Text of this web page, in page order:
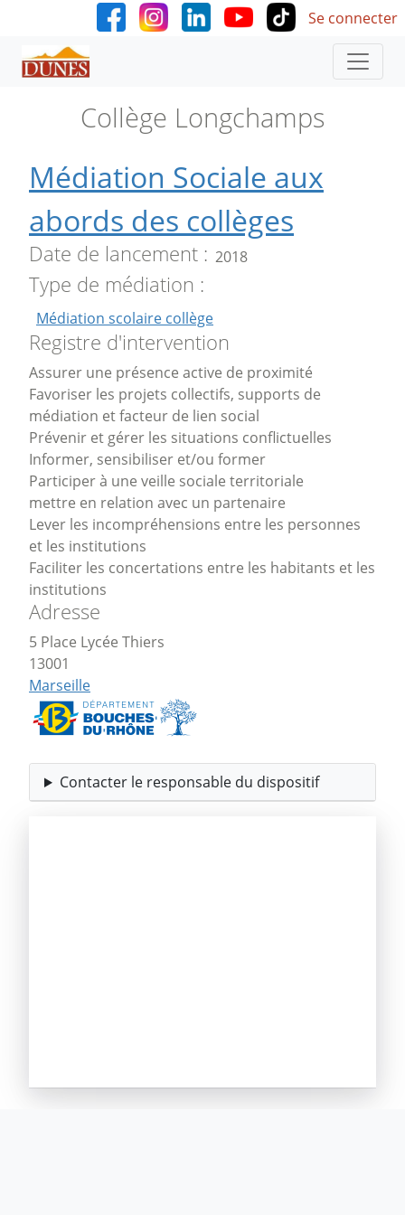
Aller au contenu principal User
Se connecter
Collège Longchamps
Médiation Sociale aux
abords des collèges
Date de lancement 2018
Type de médiation
Médiation scolaire collège
Registre d'intervention
Assurer une présence active de proximité
Favoriser les projets collectifs, supports de
médiation et facteur de lien social
Prévenir et gérer les situations conflictuelles
Informer, sensibiliser et/ou former
Participer à une veille sociale territoriale
mettre en relation avec un partenaire
Lever les incompréhensions entre les personnes
et les institutions
Faciliter les concertations entre les habitants et les
institutions
Adresse
5 Place Lycée Thiers
13001
Marseille
Contacter le responsable du dispositif